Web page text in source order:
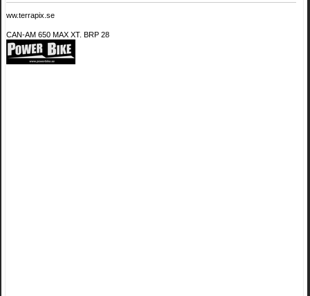
ww.terrapix.se
CAN-AM 650 MAX XT. BRP 28